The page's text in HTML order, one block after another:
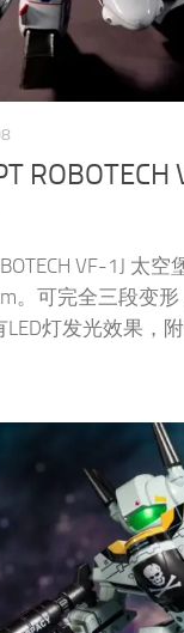
VF-1J 太
。可完全三段变
灯发光效果，